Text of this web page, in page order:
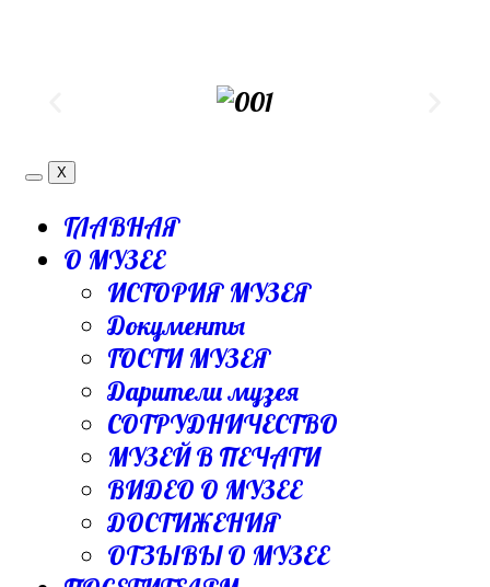
X
ГЛАВНАЯ
О МУЗЕЕ
ИСТОРИЯ МУЗЕЯ
Документы
ГОСТИ МУЗЕЯ
Дарители музея
СОТРУДНИЧЕСТВО
МУЗЕЙ В ПЕЧАТИ
ВИДЕО О МУЗЕЕ
ДОСТИЖЕНИЯ
ОТЗЫВЫ О МУЗЕЕ